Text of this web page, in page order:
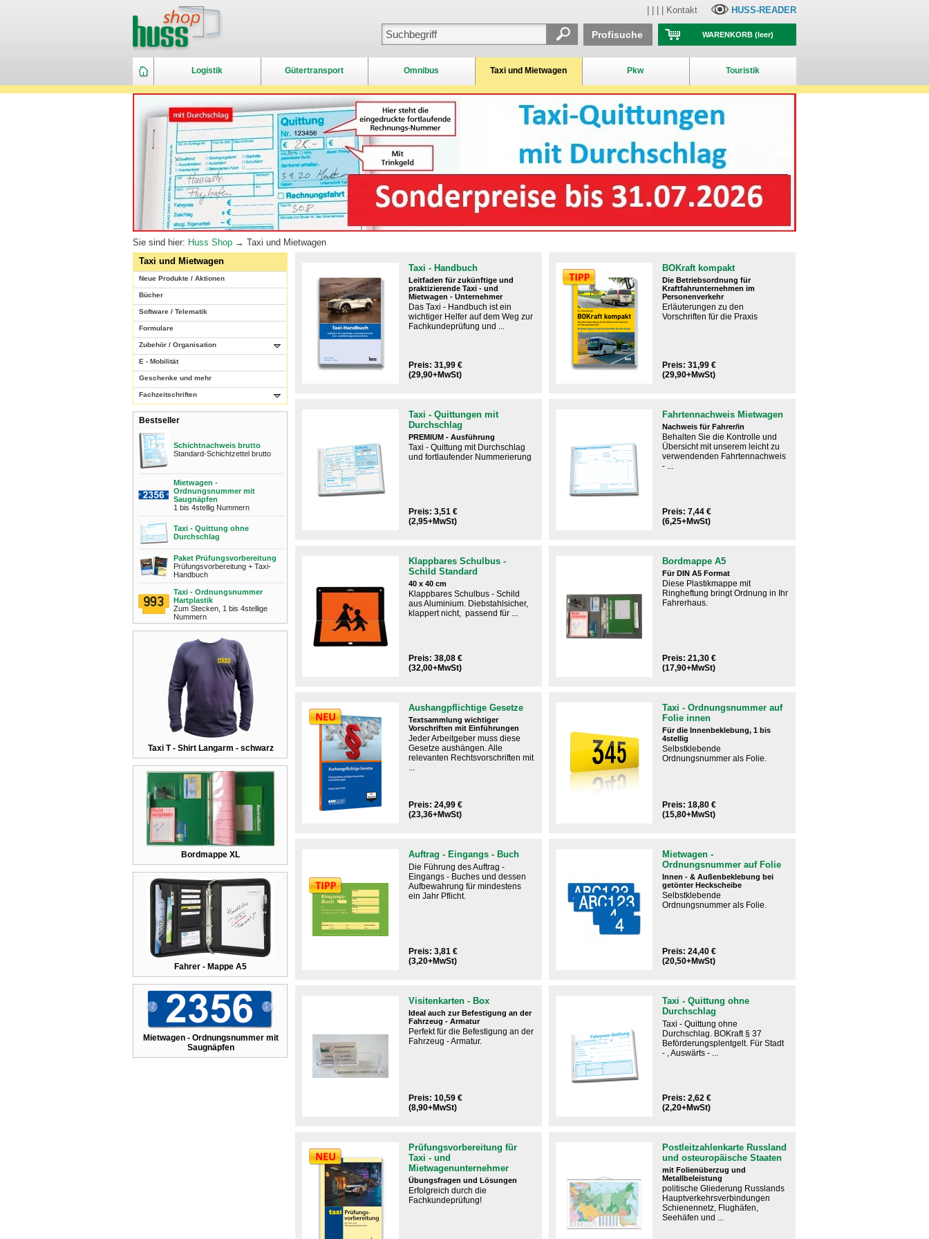
Logistik Gütertransport Omnibus Taxi und Mietwagen Pkw Touristik
Kontakt HUSS-READER
WARENKORB(leer)
Profisuche
Sie sind hier: Huss Shop → Taxi und Mietwagen
Taxi und Mietwagen
Neue Produkte / Aktionen
Bücher
Software / Telematik
Formulare
Zubehör / Organisation
E - Mobilität
Geschenke und mehr
Fachzeitschriften
Bestseller
Schichtnachweis brutto
Standard-Schichtzettel brutto
Mietwagen -
Ordnungsnummer mit
Saugnäpfen
1 bis 4stellig Nummern
Taxi - Quittung ohne
Durchschlag
Paket Prüfungsvorbereitung
Prüfungsvorbereitung + Taxi-
Handbuch
Taxi - Ordnungsnummer
Hartplastik
Zum Stecken, 1 bis 4stellige
Nummern
Taxi T - Shirt Langarm - schwarz
Bordmappe XL
Fahrer - Mappe A5
Mietwagen - Ordnungsnummer mit
Saugnäpfen
Taxi - Handbuch
Leitfaden für zukünftige und
praktizierende Taxi - und
Mietwagen - Unternehmer
Das Taxi - Handbuch ist ein
wichtiger Helfer auf dem Weg zur
Fachkundeprüfung und ...
Preis: 31,99 €
(29,90+MwSt)
BOKraft kompakt
Die Betriebsordnung für
Kraftfahrunternehmen im
Personenverkehr
Erläuterungen zu den
Vorschriften für die Praxis​
Preis: 31,99 €
(29,90+MwSt)
Taxi - Quittungen mit
Durchschlag
PREMIUM - Ausführung
Taxi - Quittung mit Durchschlag
und fortlaufender Nummerierung
Preis: 3,51 €
(2,95+MwSt)
Fahrtennachweis Mietwagen
Nachweis für Fahrer/in
Behalten Sie die Kontrolle und
Übersicht mit unserem leicht zu
verwendenden Fahrtennachweis
- ...
Preis: 7,44 €
(6,25+MwSt)
Klappbares Schulbus -
Schild Standard
40 x 40 cm
Klappbares Schulbus - Schild
aus Aluminium. Diebstahlsicher,
klappert nicht, passend für ...
Preis: 38,08 €
(32,00+MwSt)
Bordmappe A5
Für DIN A5 Format
Diese Plastikmappe mit
Ringheftung bringt Ordnung in Ihr
Fahrerhaus.
Preis: 21,30 €
(17,90+MwSt)
Aushangpflichtige Gesetze
Textsammlung wichtiger
Vorschriften mit Einführungen
Jeder Arbeitgeber muss diese
Gesetze aushängen.​ Alle
relevanten Rechtsvorschriften mit
...
Preis: 24,99 €
(23,36+MwSt)
Taxi - Ordnungsnummer auf
Folie innen
Für die Innenbeklebung, 1 bis
4stellig
Selbstklebende
Ordnungsnummer als Folie.
Preis: 18,80 €
(15,80+MwSt)
Auftrag - Eingangs - Buch
Die Führung des Auftrag -
Eingangs - Buches und dessen
Aufbewahrung für mindestens
ein Jahr Pflicht.
Preis: 3,81 €
(3,20+MwSt)
Mietwagen -
Ordnungsnummer auf Folie
Innen - & Außenbeklebung bei
getönter Heckscheibe
Selbstklebende
Ordnungsnummer als Folie.
Preis: 24,40 €
(20,50+MwSt)
Visitenkarten - Box
Ideal auch zur Befestigung an der
Fahrzeug - Armatur
Perfekt für die Befestigung an der
Fahrzeug - Armatur.​
Preis: 10,59 €
(8,90+MwSt)
Taxi - Quittung ohne
Durchschlag
Taxi - Quittung ohne
Durchschlag. BOKraft § 37
Beförderungsplentgelt. Für Stadt
- , Auswärts - ...
Preis: 2,62 €
(2,20+MwSt)
Prüfungsvorbereitung für
Taxi - und
Mietwagenunternehmer
Übungsfragen und Lösungen
Erfolgreich durch die
Fachkundeprüfung!
Postleitzahlenkarte Russland
und osteuropäische Staaten
mit Folienüberzug und
Metallbeleistung
politische Gliederung Russlands
Hauptverkehrsverbindungen
Schienennetz, Flughäfen,
Seehäfen und ...